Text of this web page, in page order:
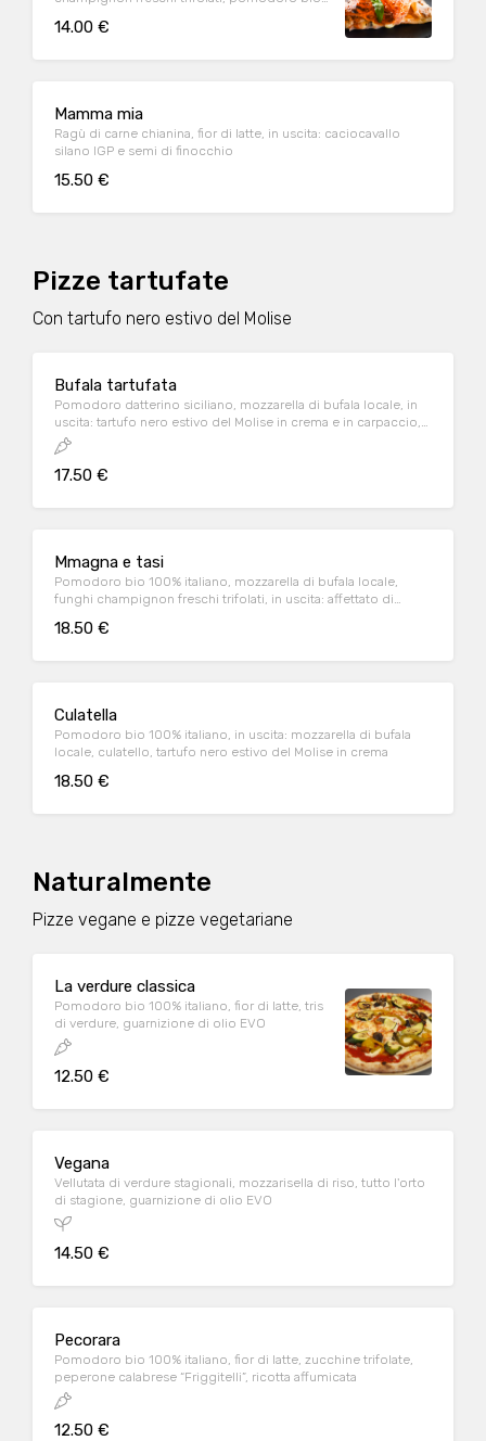
14.00 €
Mamma mia
Ragù di carne chianina, fior di latte, in uscita: caciocavallo
silano IGP e semi di finocchio
15.50 €
Pizze tartufate
Con tartufo nero estivo del Molise
Bufala tartufata
Pomodoro datterino siciliano, mozzarella di bufala locale, in
uscita: tartufo nero estivo del Molise in crema e in carpaccio,
guarnizione di olio EVO aromatizzato al basilico
17.50 €
Mmagna e tasi
Pomodoro bio 100% italiano, mozzarella di bufala locale,
funghi champignon freschi trifolati, in uscita: affettato di
18.50 €
Culatella
Pomodoro bio 100% italiano, in uscita: mozzarella di bufala
locale, culatello, tartufo nero estivo del Molise in crema
18.50 €
Naturalmente
Pizze vegane e pizze vegetariane
La verdure classica
Pomodoro bio 100% italiano, fior di latte, tris
di verdure, guarnizione di olio EVO
12.50 €
Vegana
Vellutata di verdure stagionali, mozzarisella di riso, tutto l'orto
di stagione, guarnizione di olio EVO
14.50 €
Pecorara
Pomodoro bio 100% italiano, fior di latte, zucchine trifolate,
peperone calabrese “Friggitelli”, ricotta affumicata
12.50 €